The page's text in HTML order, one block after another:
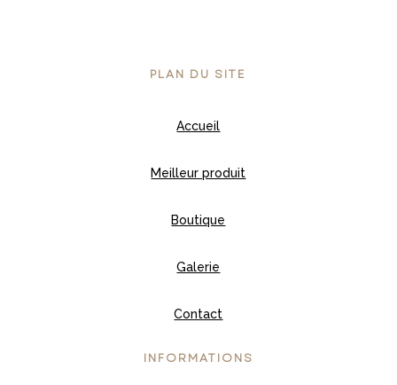
PLAN DU SITE
Accueil
Meilleur produit
Boutique
Galerie
Contact
INFORMATIONS